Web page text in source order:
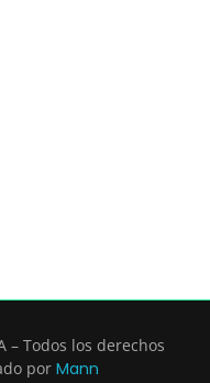
– Todos los derechos
por Mann